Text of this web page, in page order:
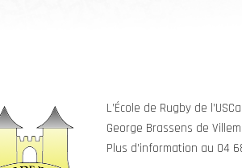
L’École de Rugby de
George Brassens de
Plus d’information au 04